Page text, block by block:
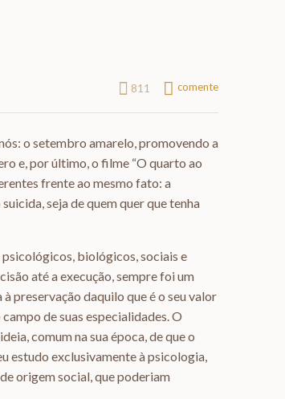
811 comente
o setembro amarelo, promovendo a
e, por último, o filme “O quarto ao
frente ao mesmo fato: a
seja de quem quer que tenha
biológicos, sociais e
até a execução, sempre foi um
preservação daquilo que é o seu valor
de suas especialidades. O
comum na sua época, de que o
estudo exclusivamente à psicologia,
origem social, que poderiam